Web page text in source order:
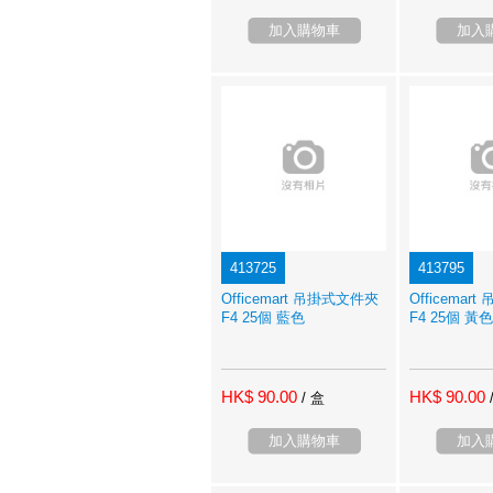
加入購物車 加入
413725
Officemart 吊掛式文件夾
F4 25個 藍色
HK$ 90.00 / 盒
加入購物車
413795
Officemart
F4 25個 黃色
HK$ 90.00
加入